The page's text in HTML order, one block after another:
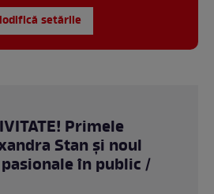
setările
Primele
Stan şi noul
în public /